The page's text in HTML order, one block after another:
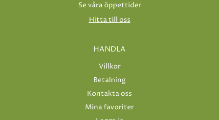
Se våra öppettider
Hitta till oss
HANDLA
Villkor
Betalning
Kontakta oss
Mina favoriter